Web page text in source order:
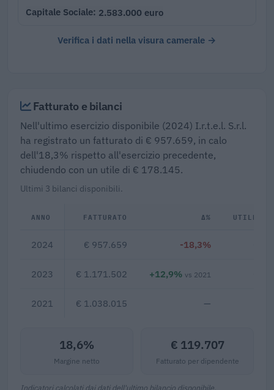
Capitale Sociale 2.583.000 euro
Verifica i dati nella visura camerale →
Fatturato e bilanci
Nell'ultimo esercizio disponibile (2024) I.r.t.e.l. S.r.l.
ha registrato un fatturato di € 957.659, in calo
dell'18,3% rispetto all'esercizio precedente,
chiudendo con un utile di € 178.145.
Ultimi 3 bilanci disponibili.
ANNO FATTURATO Δ% UTILE/
2024 € 957.659 -18,3%
2023 € 1.171.502 +12,9% vs 2021
2021 € 1.038.015 —
18,6%
Margine netto
€ 119.707
Fatturato per dipendente
Indicatori calcolati dai dati dell'ultimo bilancio disponibile.